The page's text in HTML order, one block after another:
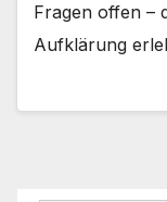
Fragen offen –
Aufklärung